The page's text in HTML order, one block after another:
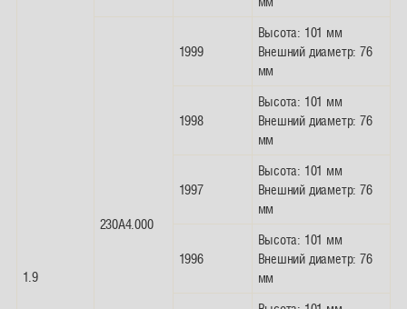
1.9
230A4.000
1999
Высота: 101 мм
Внешний диаметр: 76
мм
1998
Высота: 101 мм
Внешний диаметр: 76
мм
1997
Высота: 101 мм
Внешний диаметр: 76
мм
1996
Высота: 101 мм
Внешний диаметр: 76
мм